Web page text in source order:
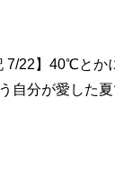
7/22】40℃とか
自分が愛した